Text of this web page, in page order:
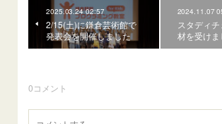
2025.03.24 02:57
2/15(土)に鎌倉芸術館で
発表会を開催しました
2024.11.07
スタディ
材を受けま
0コメント